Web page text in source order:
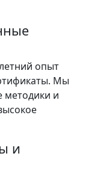
опыт
Мы
методики и
и